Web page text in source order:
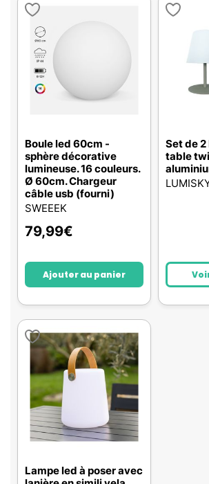
Boule led 60cm -
sphère décorative
lumineuse. 16 couleurs.
Ø 60cm. Chargeur
câble usb (fourni)
SWEEEK
79,99€
Ajouter au panier
Set de
table
Lampe led à poser avec